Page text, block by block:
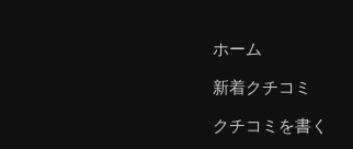
ホーム
新着クチコミ
クチコミを書く